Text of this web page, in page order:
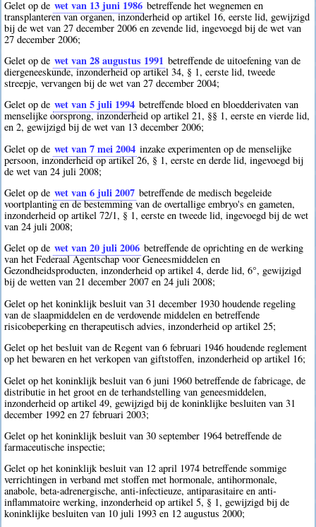
Gelet op de wet van 13 juni 1986 betreffende het wegnemen en
transplanteren van organen, inzonderheid op artikel 16, eerste lid, gewijzigd
bij de wet van 27 december 2006 en zevende lid, ingevoegd bij de wet van
27 december 2006;
Gelet op de wet van 28 augustus 1991 betreffende de uitoefening van de
diergeneeskunde, inzonderheid op artikel 34, § 1, eerste lid, tweede
streepje, vervangen bij de wet van 27 december 2004;
Gelet op de wet van 5 juli 1994 betreffende bloed en bloedderivaten van
menselijke oorsprong, inzonderheid op artikel 21, §§ 1, eerste en vierde lid,
en 2, gewijzigd bij de wet van 13 december 2006;
Gelet op de wet van 7 mei 2004 inzake experimenten op de menselijke
persoon, inzonderheid op artikel 26, § 1, eerste en derde lid, ingevoegd bij
de wet van 24 juli 2008;
Gelet op de wet van 6 juli 2007 betreffende de medisch begeleide
voortplanting en de bestemming van de overtallige embryo's en gameten,
inzonderheid op artikel 72/1, § 1, eerste en tweede lid, ingevoegd bij de wet
van 24 juli 2008;
Gelet op de wet van 20 juli 2006 betreffende de oprichting en de werking
van het Federaal Agentschap voor Geneesmiddelen en
Gezondheidsproducten, inzonderheid op artikel 4, derde lid, 6°, gewijzigd
bij de wetten van 21 december 2007 en 24 juli 2008;
Gelet op het koninklijk besluit van 31 december 1930 houdende regeling
van de slaapmiddelen en de verdovende middelen en betreffende
risicobeperking en therapeutisch advies, inzonderheid op artikel 25;
Gelet op het besluit van de Regent van 6 februari 1946 houdende reglement
op het bewaren en het verkopen van giftstoffen, inzonderheid op artikel 16;
Gelet op het koninklijk besluit van 6 juni 1960 betreffende de fabricage, de
distributie in het groot en de terhandstelling van geneesmiddelen,
inzonderheid op artikel 49, gewijzigd bij de koninklijke besluiten van 31
december 1992 en 27 februari 2003;
Gelet op het koninklijk besluit van 30 september 1964 betreffende de
farmaceutische inspectie;
Gelet op het koninklijk besluit van 12 april 1974 betreffende sommige
verrichtingen in verband met stoffen met hormonale, antihormonale,
anabole, beta-adrenergische, anti-infectieuze, antiparasitaire en anti-
inflammatoire werking, inzonderheid op artikel 5, § 1, gewijzigd bij de
koninklijke besluiten van 10 juli 1993 en 12 augustus 2000;